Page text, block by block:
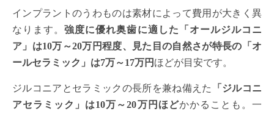
インプラントのうわものは素材によって費用が大きく異
なります。強度に優れ奥歯に適した「オールジルコニ
ア」は10万～20万円程度、見た目の自然さが特長の「オ
ールセラミック」は7万～17万円 ほどが目安です。
ジルコニアとセラミックの長所を兼ね備えた
「ジルコニ
アセラミック」は10万～20万円ほどかかることも。一